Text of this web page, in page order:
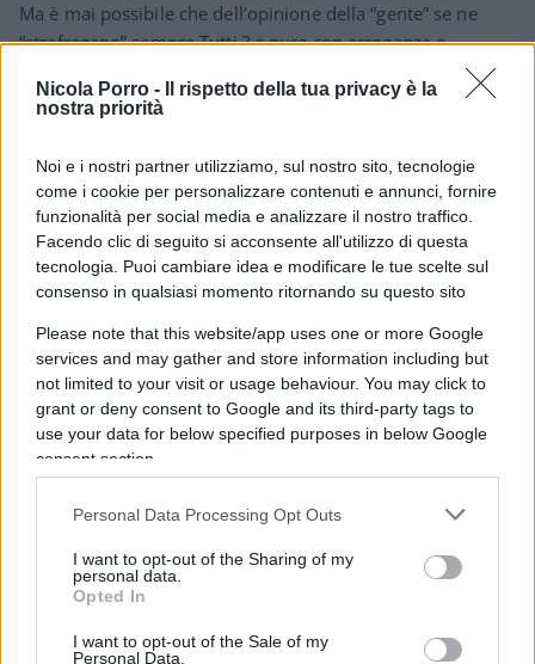
Nicola Porro -
Il rispetto della tua privacy è la
nostra priorità
Noi e i nostri partner utilizziamo, sul nostro sito, tecnologie
come i cookie per personalizzare contenuti e annunci, fornire
funzionalità per social media e analizzare il nostro traffico.
Facendo clic di seguito si acconsente all'utilizzo di questa
tecnologia. Puoi cambiare idea e modificare le tue scelte sul
consenso in qualsiasi momento ritornando su questo sito
Please note that this website/app uses one or more Google
services and may gather and store information including but
not limited to your visit or usage behaviour. You may click to
grant or deny consent to Google and its third-party tags to
use your data for below specified purposes in below Google
consent section.
Personal Data Processing Opt Outs
I want to opt-out of the Sharing of my
personal data.
Opted In
I want to opt-out of the Sale of my
Personal Data.
Ma è mai possibile che dell’opinione della “gente” se ne
“strafregano” sempre Tutti ? e pure con arroganza e
sergino
17 Gennaio 2022, 15:29 15:29
Ma è mai possibile che dell’opinione delle “gente” …Se ne
strafregano sempre Tutti ? (e pure con Arroganza ! ).
Rispondi
Giancarlo 2021
La Germania cosa penserebbe della situazione italiana, non
adesso con l`accoppiata Mattarella-Draghi almeno fino alle
prossime elezioni?
E lo Spread, cosa penserebbe di Berlusconi, ha cambiato